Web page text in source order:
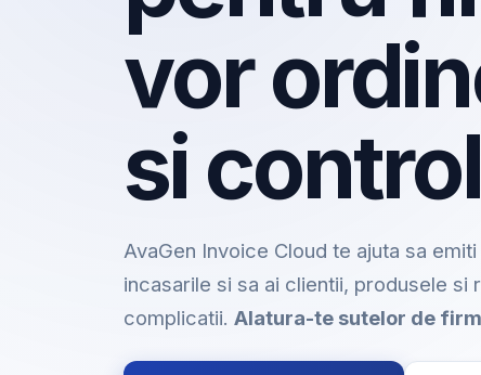
vor
si
AvaGen Invoice Cloud te ajuta sa
incasarile si sa ai clientii, produsele si
complicatii. Alatura-te sutelor de